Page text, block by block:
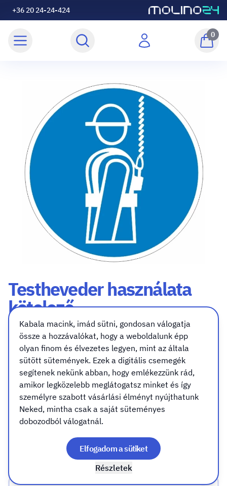
+36 20 24-24-424
0
Testheveder használata
kötelező
Méret (átmérő) - 2/1998. (I.16) MüM rendelet
szerint
Méret (átmérő)
5cm
10cm
Kivitel
Rögzítés (csak táblához válassz)
Kabala macink, imád sütni, gondosan válogatja
össze a hozzávalókat, hogy a weboldalunk épp
olyan finom és élvezetes legyen, mint az általa
sütött sütemények. Ezek a digitális csemegék
segítenek nekünk abban, hogy emlékezzünk rád,
amikor legközelebb meglátogatsz minket és így
személyre szabott vásárlási élményt nyújthatunk
Neked, mintha csak a saját süteményes
dobozodból válogatnál.
Részletek
Elfogadom a sütiket